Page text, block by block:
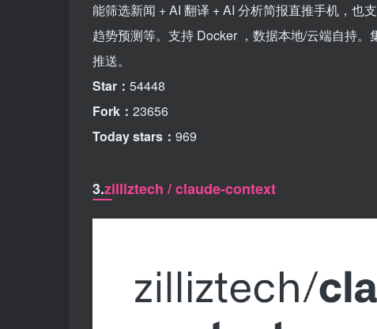
能筛选新闻 + AI 翻译 + AI 分析简报直推手机，也
趋势预测等。支持 Docker ，数据本地/云端自持
推送。
Star： 54448
Fork： 23656
Today stars： 969
3.zilliztech / claude-context